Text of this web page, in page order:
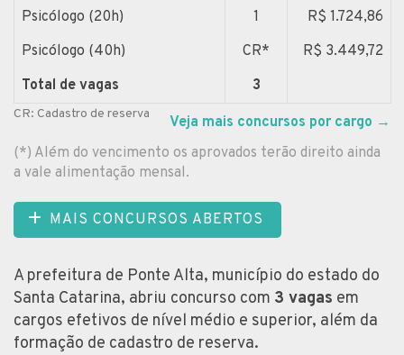
Psicólogo (20h)
1
R$ 1.724,86
Psicólogo (40h)
CR*
R$ 3.449,72
Total de vagas
3
CR: Cadastro de reserva Veja mais concursos por cargo →
(*) Além do vencimento os aprovados terão direito ainda
a vale alimentação mensal.
MAIS CONCURSOS ABERTOS
A prefeitura de Ponte Alta, município do estado do
Santa Catarina, abriu concurso com 3 vagas em
cargos efetivos de nível médio e superior, além da
formação de cadastro de reserva.